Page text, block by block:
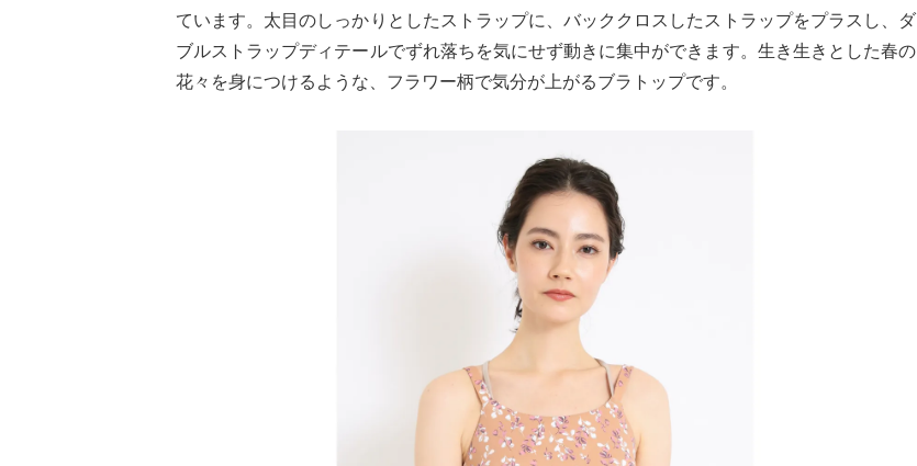
ています。太目のしっかりとしたストラップに、バッククロスしたストラップをプラスし、ダ
ブルストラップディテールでずれ落ちを気にせず動きに集中ができます。生き生きとした春の
花々を身につけるような、フラワー柄で気分が上がるブラトップです。